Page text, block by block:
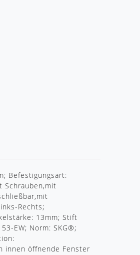
Befestigungsart:
Schrauben,mit
Rechts;
13mm; Stift
EW; Norm: SKG®;
innen öffnende Fenster